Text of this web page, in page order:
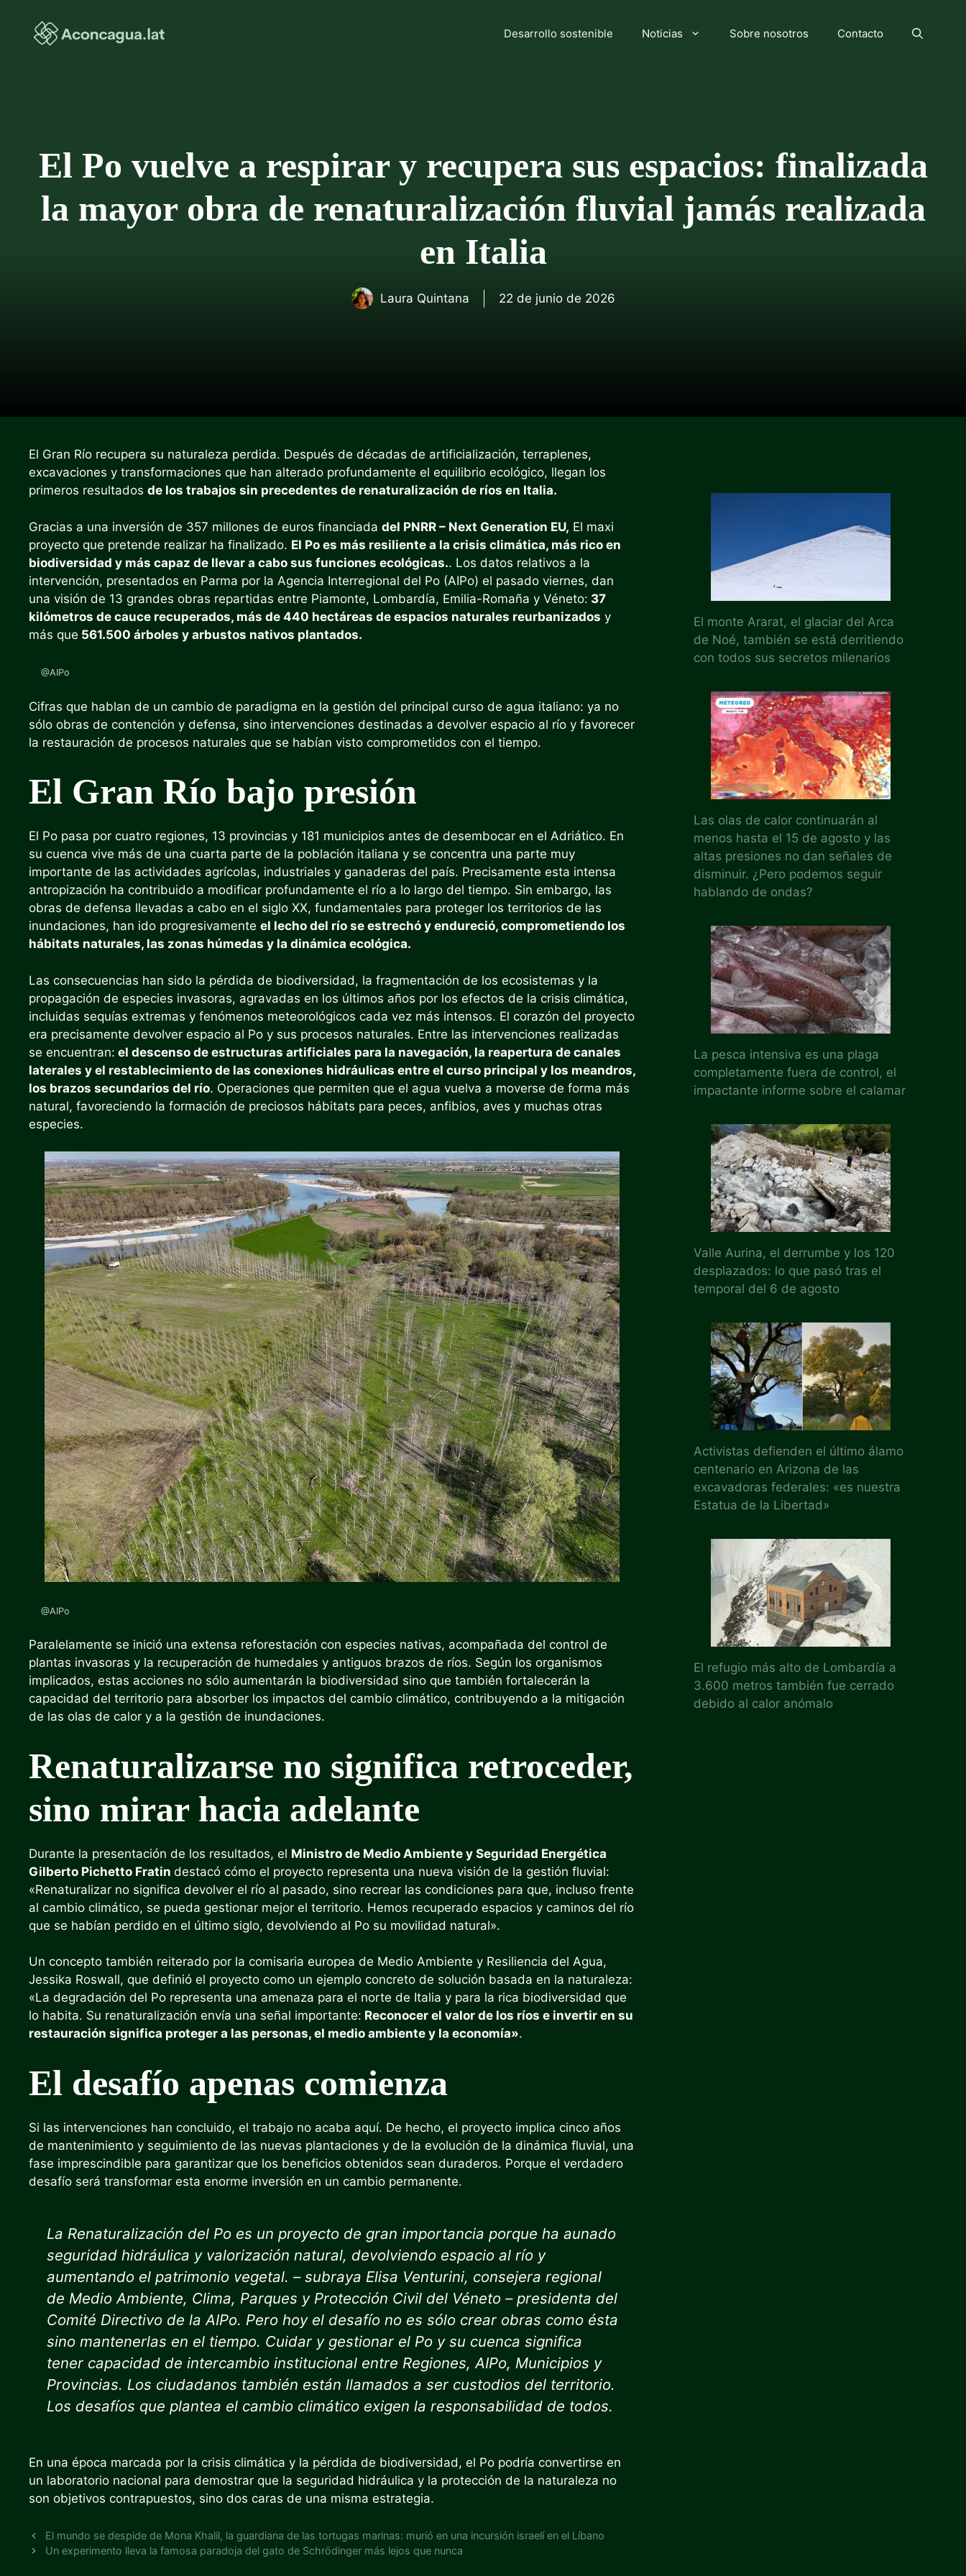
contenido
Desarrollo sostenible Noticias Sobre nosotros Contacto
El Po vuelve a respirar y recupera sus espacios: finalizada
la mayor obra de renaturalización fluvial jamás realizada
en Italia
Laura Quintana 22 de junio de 2026
El Gran Río recupera su naturaleza perdida. Después de décadas de artificialización, terraplenes,
excavaciones y transformaciones que han alterado profundamente el equilibrio ecológico, llegan los
primeros resultados de los trabajos sin precedentes de renaturalización de ríos en Italia.
Gracias a una inversión de 357 millones de euros financiada del PNRR – Next Generation EU, El maxi
proyecto que pretende realizar ha finalizado. El Po es más resiliente a la crisis climática, más rico en
biodiversidad y más capaz de llevar a cabo sus funciones ecológicas.. Los datos relativos a la
intervención, presentados en Parma por la Agencia Interregional del Po (AIPo) el pasado viernes, dan
una visión de 13 grandes obras repartidas entre Piamonte, Lombardía, Emilia-Romaña y Véneto: 37
kilómetros de cauce recuperados, más de 440 hectáreas de espacios naturales reurbanizados y
más que 561.500 árboles y arbustos nativos plantados.
@AIPo
Cifras que hablan de un cambio de paradigma en la gestión del principal curso de agua italiano: ya no
sólo obras de contención y defensa, sino intervenciones destinadas a devolver espacio al río y favorecer
la restauración de procesos naturales que se habían visto comprometidos con el tiempo.
El Gran Río bajo presión
El Po pasa por cuatro regiones, 13 provincias y 181 municipios antes de desembocar en el Adriático. En
su cuenca vive más de una cuarta parte de la población italiana y se concentra una parte muy
importante de las actividades agrícolas, industriales y ganaderas del país. Precisamente esta intensa
antropización ha contribuido a modificar profundamente el río a lo largo del tiempo. Sin embargo, las
obras de defensa llevadas a cabo en el siglo XX, fundamentales para proteger los territorios de las
inundaciones, han ido progresivamente el lecho del río se estrechó y endureció, comprometiendo los
hábitats naturales, las zonas húmedas y la dinámica ecológica.
Las consecuencias han sido la pérdida de biodiversidad, la fragmentación de los ecosistemas y la
propagación de especies invasoras, agravadas en los últimos años por los efectos de la crisis climática,
incluidas sequías extremas y fenómenos meteorológicos cada vez más intensos. El corazón del proyecto
era precisamente devolver espacio al Po y sus procesos naturales. Entre las intervenciones realizadas
se encuentran: el descenso de estructuras artificiales para la navegación, la reapertura de canales
laterales y el restablecimiento de las conexiones hidráulicas entre el curso principal y los meandros,
los brazos secundarios del río. Operaciones que permiten que el agua vuelva a moverse de forma más
natural, favoreciendo la formación de preciosos hábitats para peces, anfibios, aves y muchas otras
especies.
@AIPo
Paralelamente se inició una extensa reforestación con especies nativas, acompañada del control de
plantas invasoras y la recuperación de humedales y antiguos brazos de ríos. Según los organismos
implicados, estas acciones no sólo aumentarán la biodiversidad sino que también fortalecerán la
capacidad del territorio para absorber los impactos del cambio climático, contribuyendo a la mitigación
de las olas de calor y a la gestión de inundaciones.
Renaturalizarse no significa retroceder,
sino mirar hacia adelante
Durante la presentación de los resultados, el Ministro de Medio Ambiente y Seguridad Energética
Gilberto Pichetto Fratin destacó cómo el proyecto representa una nueva visión de la gestión fluvial:
«Renaturalizar no significa devolver el río al pasado, sino recrear las condiciones para que, incluso frente
al cambio climático, se pueda gestionar mejor el territorio. Hemos recuperado espacios y caminos del río
que se habían perdido en el último siglo, devolviendo al Po su movilidad natural».
Un concepto también reiterado por la comisaria europea de Medio Ambiente y Resiliencia del Agua,
Jessika Roswall, que definió el proyecto como un ejemplo concreto de solución basada en la naturaleza:
«La degradación del Po representa una amenaza para el norte de Italia y para la rica biodiversidad que
lo habita. Su renaturalización envía una señal importante: Reconocer el valor de los ríos e invertir en su
restauración significa proteger a las personas, el medio ambiente y la economía».
El desafío apenas comienza
Si las intervenciones han concluido, el trabajo no acaba aquí. De hecho, el proyecto implica cinco años
de mantenimiento y seguimiento de las nuevas plantaciones y de la evolución de la dinámica fluvial, una
fase imprescindible para garantizar que los beneficios obtenidos sean duraderos. Porque el verdadero
desafío será transformar esta enorme inversión en un cambio permanente.
La Renaturalización del Po es un proyecto de gran importancia porque ha aunado
seguridad hidráulica y valorización natural, devolviendo espacio al río y
aumentando el patrimonio vegetal. – subraya Elisa Venturini, consejera regional
de Medio Ambiente, Clima, Parques y Protección Civil del Véneto – presidenta del
Comité Directivo de la AIPo. Pero hoy el desafío no es sólo crear obras como ésta
sino mantenerlas en el tiempo. Cuidar y gestionar el Po y su cuenca significa
tener capacidad de intercambio institucional entre Regiones, AIPo, Municipios y
Provincias. Los ciudadanos también están llamados a ser custodios del territorio.
Los desafíos que plantea el cambio climático exigen la responsabilidad de todos.
En una época marcada por la crisis climática y la pérdida de biodiversidad, el Po podría convertirse en
un laboratorio nacional para demostrar que la seguridad hidráulica y la protección de la naturaleza no
son objetivos contrapuestos, sino dos caras de una misma estrategia.
El mundo se despide de Mona Khalil, la guardiana de las tortugas marinas: murió en una incursión israelí en el Líbano
Un experimento lleva la famosa paradoja del gato de Schrödinger más lejos que nunca
El monte Ararat, el glaciar del Arca
de Noé, también se está derritiendo
con todos sus secretos milenarios
Las olas de calor continuarán al
menos hasta el 15 de agosto y las
altas presiones no dan señales de
disminuir. ¿Pero podemos seguir
hablando de ondas?
La pesca intensiva es una plaga
completamente fuera de control, el
impactante informe sobre el calamar
Valle Aurina, el derrumbe y los 120
desplazados: lo que pasó tras el
temporal del 6 de agosto
Activistas defienden el último álamo
centenario en Arizona de las
excavadoras federales: «es nuestra
Estatua de la Libertad»
El refugio más alto de Lombardía a
3.600 metros también fue cerrado
debido al calor anómalo